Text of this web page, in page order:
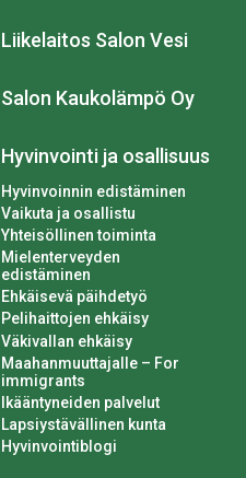
Liikelaitos Salon Vesi
Salon Kaukolämpö Oy
Hyvinvointi ja osallisuus
Hyvinvoinnin edistäminen
Vaikuta ja osallistu
Yhteisöllinen toiminta
Mielenterveyden
edistäminen
Ehkäisevä päihdetyö
Pelihaittojen ehkäisy
Väkivallan ehkäisy
Maahanmuuttajalle – For
immigrants
Ikääntyneiden palvelut
Lapsiystävällinen kunta
Hyvinvointiblogi